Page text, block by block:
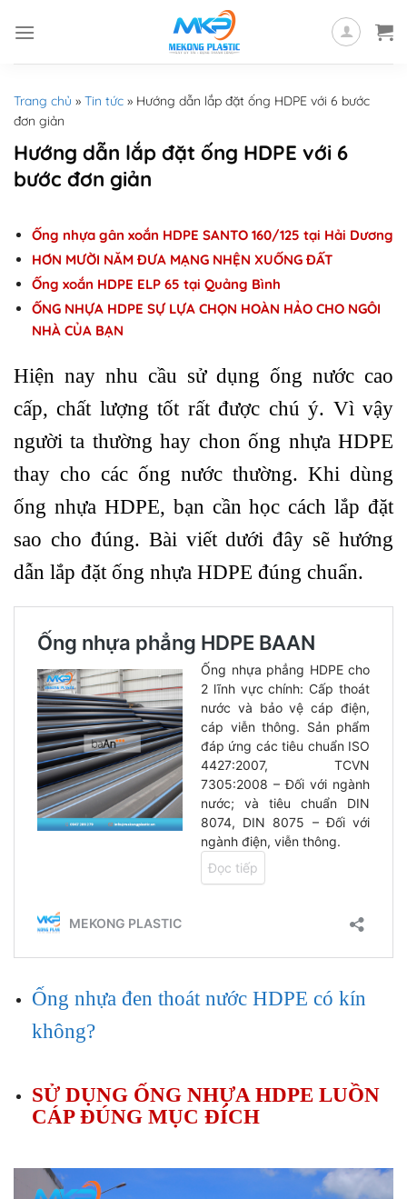
Trang chủ » Tin tức » Hướng dẫn lắp đặt ống HDPE với 6 bước
đơn giản
Hướng dẫn lắp đặt ống HDPE với 6
bước đơn giản
Ống nhựa gân xoắn HDPE SANTO 160/125 tại Hải Dương
HƠN MƯỜI NĂM ĐƯA MẠNG NHỆN XUỐNG ĐẤT
Ống xoắn HDPE ELP 65 tại Quảng Bình
ỐNG NHỰA HDPE SỰ LỰA CHỌN HOÀN HẢO CHO NGÔI
NHÀ CỦA BẠN
Hiện nay nhu cầu sử dụng ống nước cao
cấp, chất lượng tốt rất được chú ý. Vì vậy
người ta thường hay chon ống nhựa HDPE
thay cho các ống nước thường. Khi dùng
ống nhựa HDPE, bạn cần học cách lắp đặt
sao cho đúng. Bài viết dưới đây sẽ hướng
dẫn lắp đặt ống nhựa HDPE đúng chuẩn.
Ống nhựa đen thoát nước HDPE có kín
không?
SỬ DỤNG ỐNG NHỰA HDPE LUỒN
CÁP ĐÚNG MỤC ĐÍCH